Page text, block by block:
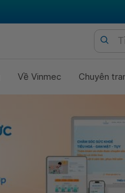
Về Vinmec Chuyên